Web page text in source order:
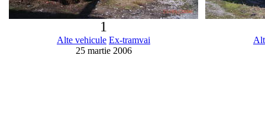
1
Alte vehicule Ex-tramvai
25 martie 2006